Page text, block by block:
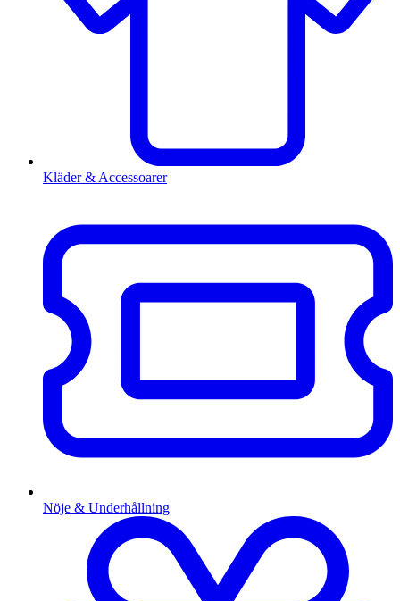
Kläder & Accessoarer
Nöje & Underhållning